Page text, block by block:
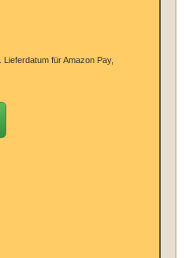
Lieferdatum für Amazon Pay,